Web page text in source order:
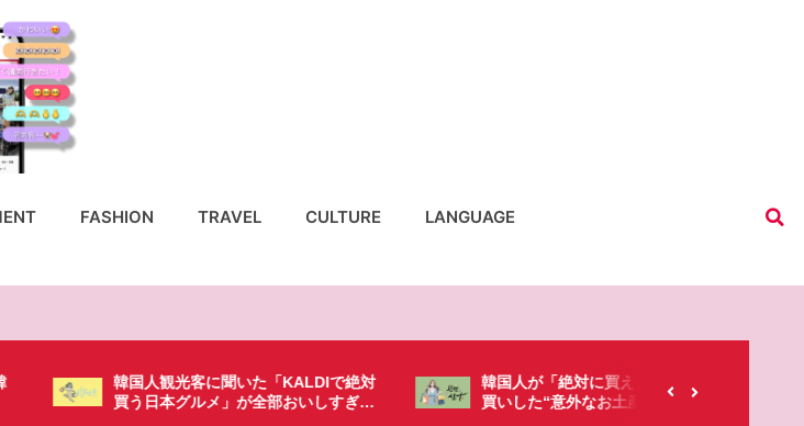
FASHION TRAVEL CULTURE LANGUAGE
韓国人観光客に聞いた「KALDIで絶対
買う日本グルメ」が全部おいしすぎ
韓国人が「絶対に買え！」と日本で爆
買いした“意外なお土産”とは・・・？